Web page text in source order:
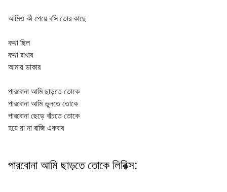
আমিও কী পেয়ে বসি তোর কাছে
কথা ছিল
কথা রাখার
আমায় ডাকার
পারবোনা আমি ছাড়তে তোকে
পারবোনা আমি ভুলতে তোকে
পারবোনা ছেড়ে বাঁচতে তোকে
হয়ে যা না রাজি একবার
পারবোনা আমি ছাড়তে তোকে লিরিক্স: